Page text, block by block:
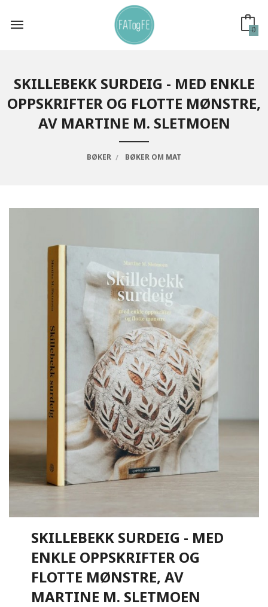
innholdet
0
SKILLEBEKK SURDEIG - MED ENKLE
OPPSKRIFTER OG FLOTTE MØNSTRE,
AV MARTINE M. SLETMOEN
BØKER BØKER OM MAT
SKILLEBEKK SURDEIG - MED
ENKLE OPPSKRIFTER OG
FLOTTE MØNSTRE, AV
MARTINE M. SLETMOEN